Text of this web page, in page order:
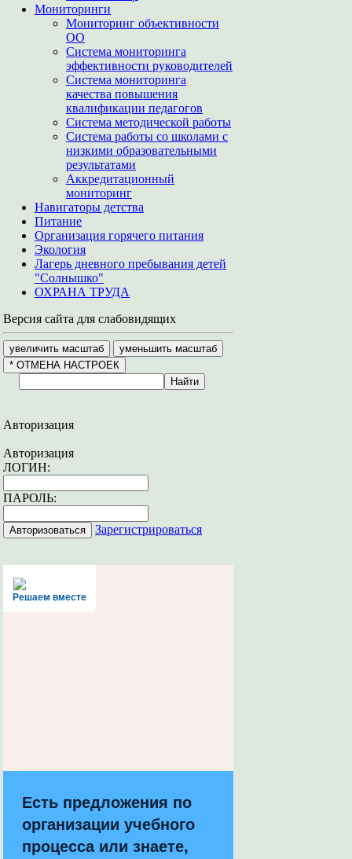
Мониторинги
Мониторинг объективности
ОО
Система мониторинга
эффективности руководителей
Система мониторинга
качества повышения
квалификации педагогов
Система методической работы
Система работы со школами с
низкими образовательными
результатами
Аккредитационный
мониторинг
Навигаторы детства
Питание
Организация горячего питания
Экология
Лагерь дневного пребывания детей
"Солнышко"
ОХРАНА ТРУДА
Версия сайта для слабовидящих
Авторизация
Авторизация
ЛОГИН:
ПАРОЛЬ:
Зарегистрироваться
Решаем вместе
Есть предложения по
организации учебного
процесса или знаете,